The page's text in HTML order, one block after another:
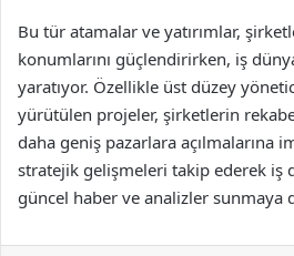
Bu tür atamalar ve yatırımlar,
konumlarını güçlendirirken, iş
yaratıyor. Özellikle üst düzey
yürütülen projeler, şirketlerin
daha geniş pazarlara açılmalarına
stratejik gelişmeleri takip ederek iş
güncel haber ve analizler sunmaya